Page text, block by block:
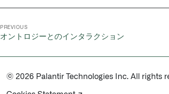
PREVIOUS
オントロジーとのインタラクション
© 2026 Palantir Technologies Inc. All rights